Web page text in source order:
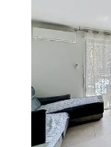
74 m
Ref : 30831
Visiter le